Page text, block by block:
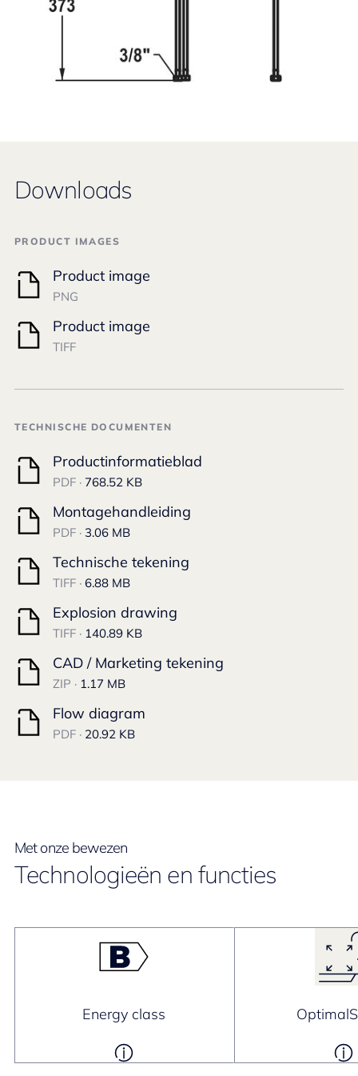
Downloads
PRODUCT IMAGES
Product image
PNG
Product image
TIFF
TECHNISCHE DOCUMENTEN
Productinformatieblad
PDF · 768.52 KB
Montagehandleiding
PDF · 3.06 MB
Technische tekening
TIFF · 6.88 MB
Explosion drawing
TIFF · 140.89 KB
CAD / Marketing tekening
ZIP · 1.17 MB
Flow diagram
PDF · 20.92 KB
Met onze bewezen
Technologieën en functies
Energy class